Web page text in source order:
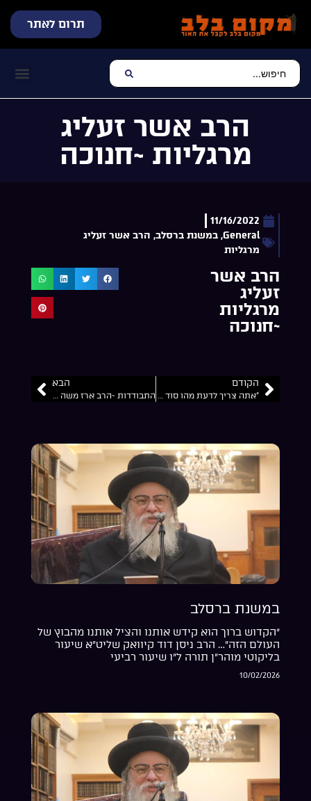
תרום לאתר
הרב אשר זעליג
מרגליות ~חנוכה
11/16/2022
General
, במשנת ברסלב, הרב אשר זעליג
מרגליות
הרב אשר
זעליג
מרגליות
~חנוכה
הקודם
“אתה צריך לדעת מהו סוד החיים שלך אחרת לא יהיה לך שמחת חיים… “לחסות בצל כנפיו” יתברך פרק1 מקום בלב
הבא
התבודדות ~הרב ארז משה דורון
במשנת ברסלב
“הקדוש ברוך הוא קידש אותנו והציל אותנו מהבוץ של
העולם הזה”… הרב ניסן דוד קיוואק שליט”א שיעור
בליקוטי מוהר”ן תורה ל”ו שיעור רביעי
10/02/2026